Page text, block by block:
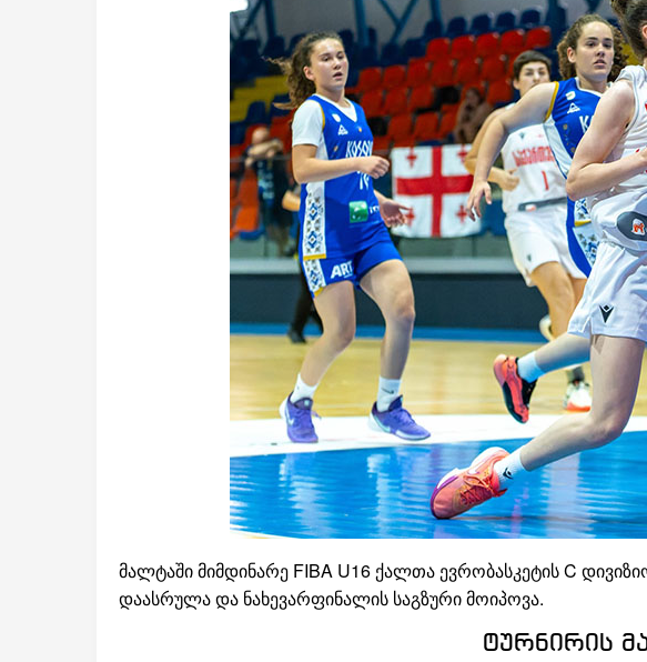
მალტაში მიმდინარე FIBA U16 ქალთა ევრობასკეტის C
დაასრულა და ნახევარფინალის საგზური მოიპოვა.
ტურნირის